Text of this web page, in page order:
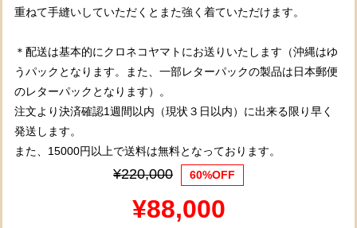
重ねて手縫いしていただくとまた強く着ていただけます。
＊配送は基本的にクロネコヤマトにお送りいたします（沖縄はゆ
うパックとなります。また、一部レターパックの製品は日本郵便
のレターパックとなります）。
注文より決済確認1週間以内（現状３日以内）に出来る限り早く
発送します。
また、15000円以上で送料は無料となっております。
¥220,000 60%OFF
¥88,000